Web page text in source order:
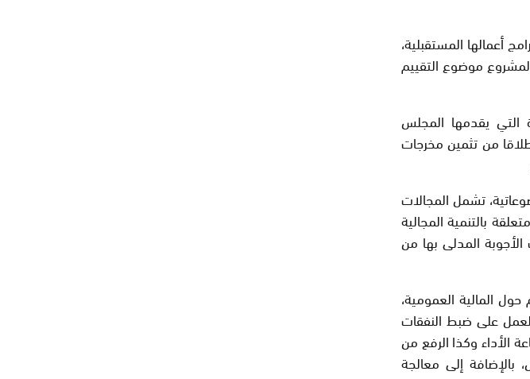
أعمالها المستقبلية،
موضوع التقييم
التي يقدمها المجلس
من تثمين مخرجات
تشمل المجالات
بالتنمية المجالية
المدلى بها من
المالية العمومية،
على ضبط النفقات
الأداء وكذا الرفع من
بالإضافة إلى معالجة